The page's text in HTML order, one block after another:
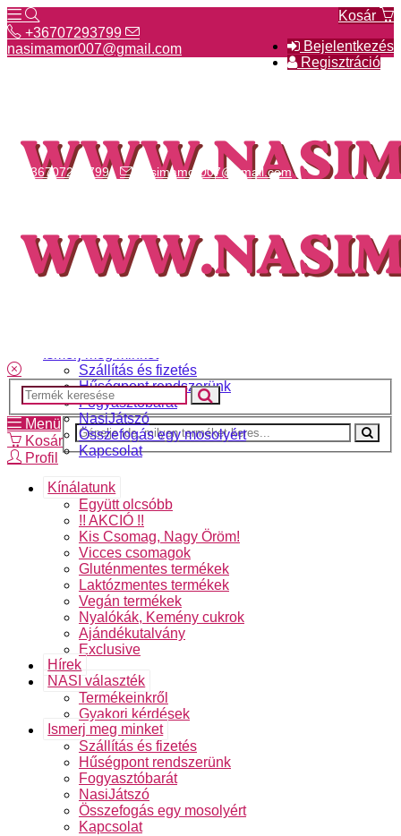
Kosár
Bejelentkezés
Regisztráció
+36707293799
nasimamor007@gmail.com
Szállítás és fizetés
Hűségpont rendszerünk
Fogyasztóbarát
NasiJátszó
Összefogás egy mosolyért
Kapcsolat
+36707293799 nasimamor007@gmail.com
Menü
Kosár
Profil
Kínálatunk
Együtt olcsóbb
!! AKCIÓ !!
Kis Csomag, Nagy Öröm!
Vicces csomagok
Gluténmentes termékek
Laktózmentes termékek
Vegán termékek
Nyalókák, Kemény cukrok
Ajándékutalvány
Exclusive
Hírek
NASI választék
Termékeinkről
Gyakori kérdések
Ismerj meg minket
Szállítás és fizetés
Hűségpont rendszerünk
Fogyasztóbarát
NasiJátszó
Összefogás egy mosolyért
Kapcsolat